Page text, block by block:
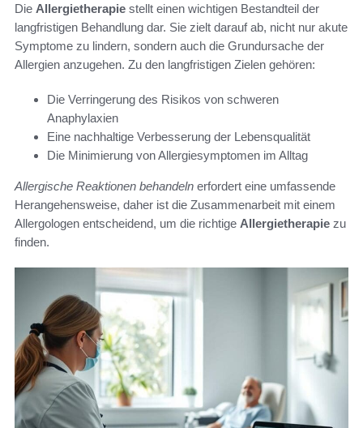
Die Allergietherapie stellt einen wichtigen Bestandteil der
langfristigen Behandlung dar. Sie zielt darauf ab, nicht nur akute
Symptome zu lindern, sondern auch die Grundursache der
Allergien anzugehen. Zu den langfristigen Zielen gehören:
Die Verringerung des Risikos von schweren
Anaphylaxien
Eine nachhaltige Verbesserung der Lebensqualität
Die Minimierung von Allergiesymptomen im Alltag
Allergische Reaktionen behandeln erfordert eine umfassende
Herangehensweise, daher ist die Zusammenarbeit mit einem
Allergologen entscheidend, um die richtige Allergietherapie zu
finden.